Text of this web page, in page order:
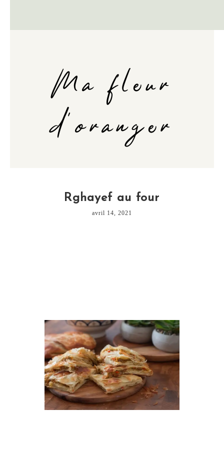
Ma fleur
d'oranger
Rghayef au four
avril 14, 2021